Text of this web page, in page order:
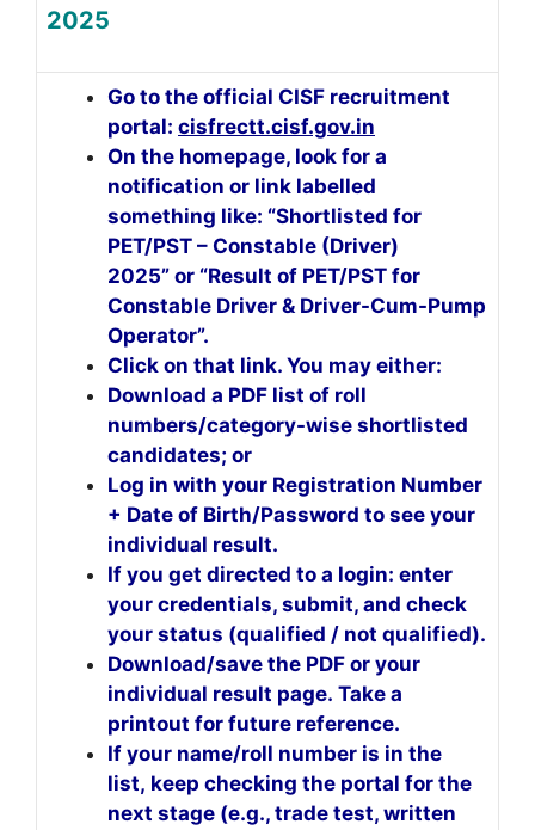
2025
Go to the official CISF recruitment
portal: cisfrectt.cisf.gov.in
On the homepage, look for a
notification or link labelled
something like: “Shortlisted for
PET/PST – Constable (Driver)
2025” or “Result of PET/PST for
Constable Driver & Driver-Cum-Pump
Operator”.
Click on that link. You may either:
Download a PDF list of roll
numbers/category-wise shortlisted
candidates; or
Log in with your Registration Number
+ Date of Birth/Password to see your
individual result.
If you get directed to a login: enter
your credentials, submit, and check
your status (qualified / not qualified).
Download/save the PDF or your
individual result page. Take a
printout for future reference.
If your name/roll number is in the
list, keep checking the portal for the
next stage (e.g., trade test, written